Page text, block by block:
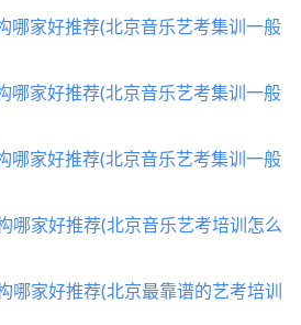
哪家好推荐(北京音乐艺考集训一般
哪家好推荐(北京音乐艺考集训一般
哪家好推荐(北京音乐艺考集训一般
哪家好推荐(北京音乐艺考培训怎么
哪家好推荐(北京最靠谱的艺考培训